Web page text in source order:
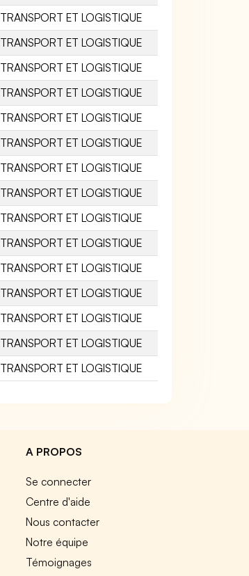
TRANSPORT ET LOGISTIQUE
TRANSPORT ET LOGISTIQUE
TRANSPORT ET LOGISTIQUE
TRANSPORT ET LOGISTIQUE
TRANSPORT ET LOGISTIQUE
TRANSPORT ET LOGISTIQUE
TRANSPORT ET LOGISTIQUE
TRANSPORT ET LOGISTIQUE
TRANSPORT ET LOGISTIQUE
TRANSPORT ET LOGISTIQUE
TRANSPORT ET LOGISTIQUE
TRANSPORT ET LOGISTIQUE
TRANSPORT ET LOGISTIQUE
TRANSPORT ET LOGISTIQUE
TRANSPORT ET LOGISTIQUE
A PROPOS
Se connecter
Centre d'aide
Nous contacter
Notre équipe
Témoignages